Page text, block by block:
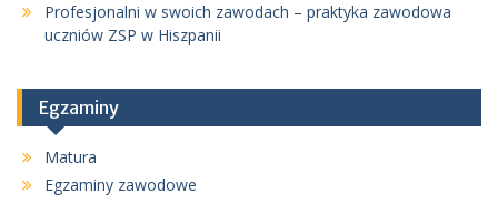
Profesjonalni w swoich zawodach – praktyka zawodowa
uczniów ZSP w Hiszpanii
Egzaminy
Matura
Egzaminy zawodowe